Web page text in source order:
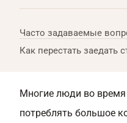
Часто задаваемые
Как перестать заедать
Многие люди во время
потреблять большое